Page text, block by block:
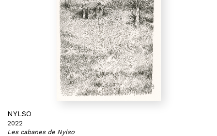
NYLSO
2022
Les cabanes de Nylso